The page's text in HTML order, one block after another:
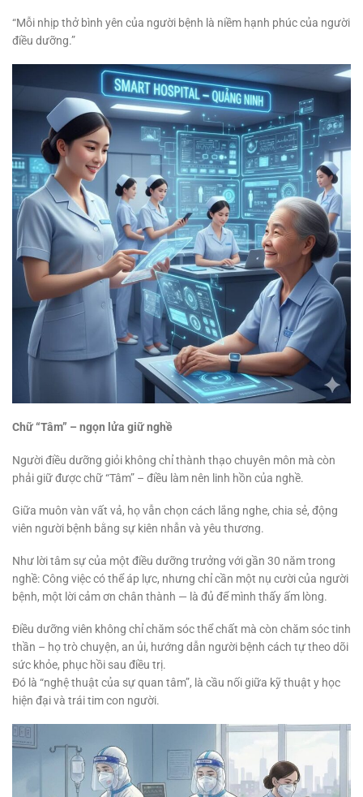
“Mỗi nhịp thở bình yên của người bệnh là niềm hạnh phúc của người
điều dưỡng.”
Chữ “Tâm” – ngọn lửa giữ nghề
Người điều dưỡng giỏi không chỉ thành thạo chuyên môn mà còn
phải giữ được chữ “Tâm” – điều làm nên linh hồn của nghề.
Giữa muôn vàn vất vả, họ vẫn chọn cách lắng nghe, chia sẻ, động
viên người bệnh bằng sự kiên nhẫn và yêu thương.
Như lời tâm sự của một điều dưỡng trưởng với gần 30 năm trong
nghề: Công việc có thể áp lực, nhưng chỉ cần một nụ cười của người
bệnh, một lời cảm ơn chân thành — là đủ để mình thấy ấm lòng.
Điều dưỡng viên không chỉ chăm sóc thể chất mà còn chăm sóc tinh
thần – họ trò chuyện, an ủi, hướng dẫn người bệnh cách tự theo dõi
sức khỏe, phục hồi sau điều trị.
Đó là “nghệ thuật của sự quan tâm”, là cầu nối giữa kỹ thuật y học
hiện đại và trái tim con người.